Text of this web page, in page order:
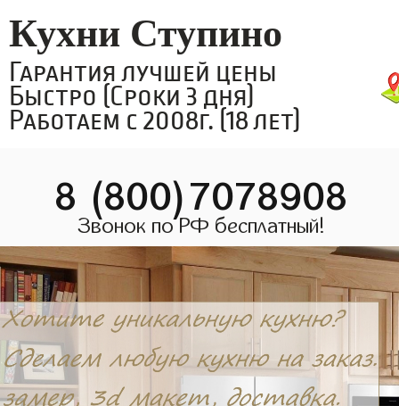
Кухни Ступино
Гарантия лучшей цены
Быстро (Сроки 3 дня)
Работаем с 2008г. (18 лет)
8 (800)7078908
Звонок по РФ бесплатный!